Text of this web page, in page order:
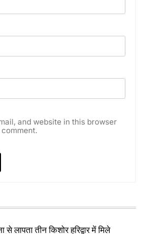
and website in this browser
से लापता तीन किशोर हरिद्वार में मिले